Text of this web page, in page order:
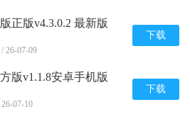
正版v4.3.0.2 最新版
26-07-09
下载
版v1.1.8安卓手机版
07-10
下载